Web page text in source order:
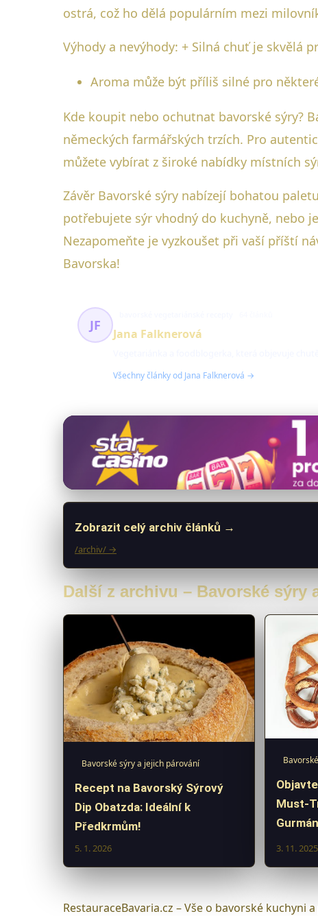
ostrá, což ho dělá populárním mezi
Výhody a nevýhody: + Silná chuť je skvělá
Aroma může být příliš silné pro
Kde koupit nebo ochutnat bavorské sýry?
německých farmářských trzích. Pro
můžete vybírat z široké nabídky místních
Závěr Bavorské sýry nabízejí bohatou
potřebujete sýr vhodný do kuchyně, nebo
Nezapomeňte je vyzkoušet při vaší příští
Bavorska!
JF
Jana Falknerová
Všechny články od Jana Falknerová →
Zobrazit celý archiv článků →
/archiv/ →
Další z archivu – Bavorské sýry
Bavorské sýry a jejich párování
Recept na Bavorský Sýrový
Dip Obatzda: Ideální k
Předkrmům!
5. 1. 2026
Must-
3. 11. 2025
RestauraceBavaria.cz – Vše o bavorské kuchyni